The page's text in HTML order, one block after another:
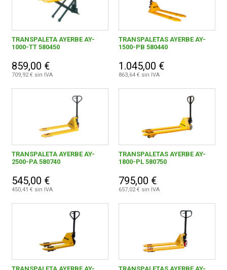
TRANSPALETA AYERBE AY-
1000-TT 580450
859,00 €
709,92 € sin IVA
TRANSPALETAS AYERBE AY-
1500-PB 580440
1.045,00 €
863,64 € sin IVA
TRANSPALETA AYERBE AY-
2500-PA 580740
545,00 €
450,41 € sin IVA
TRANSPALETAS AYERBE AY-
1800-PL 580750
795,00 €
657,02 € sin IVA